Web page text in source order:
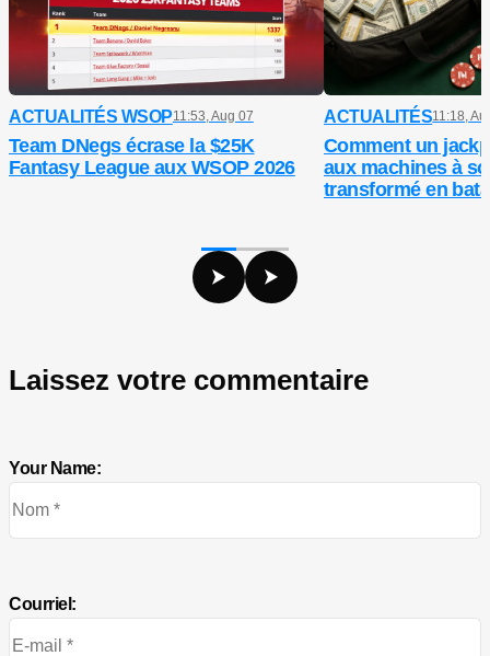
ACTUALITÉS WSOP11:53, Aug 07
Team DNegs écrase la $25K
Fantasy League aux WSOP 2026
ACTUALITÉS11:18,
Comment un
aux machines à
transformé en
Laissez votre commentaire
Your Name:
Courriel: